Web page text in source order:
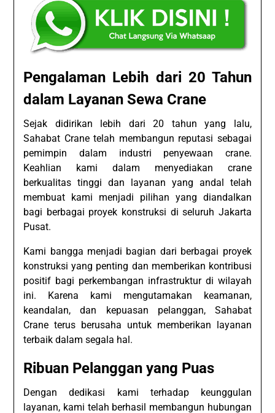
Pengalaman Lebih dari 20 Tahun
dalam Layanan Sewa Crane
Sejak didirikan lebih dari 20 tahun yang lalu,
Sahabat Crane telah membangun reputasi sebagai
pemimpin dalam industri penyewaan crane.
Keahlian kami dalam menyediakan crane
berkualitas tinggi dan layanan yang andal telah
membuat kami menjadi pilihan yang diandalkan
bagi berbagai proyek konstruksi di seluruh Jakarta
Pusat.
Kami bangga menjadi bagian dari berbagai proyek
konstruksi yang penting dan memberikan kontribusi
positif bagi perkembangan infrastruktur di wilayah
ini. Karena kami mengutamakan keamanan,
keandalan, dan kepuasan pelanggan, Sahabat
Crane terus berusaha untuk memberikan layanan
terbaik dalam segala hal.
Ribuan Pelanggan yang Puas
Dengan dedikasi kami terhadap keunggulan
layanan, kami telah berhasil membangun hubungan